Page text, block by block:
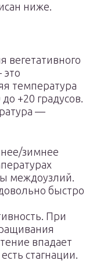
ниже.
вегетативного
это
температура
+20 градусов.
—
зимнее
междоузлий.
быстро
При
впадает
стагнации.